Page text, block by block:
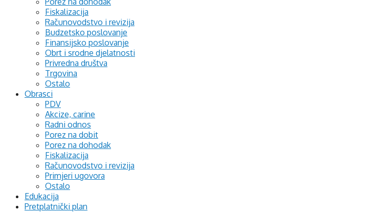
Fiskalizacija
Računovodstvo i revizija
Budzetsko poslovanje
Finansijsko poslovanje
Obrt i srodne djelatnosti
Privredna društva
Trgovina
Ostalo
Obrasci
PDV
Akcize, carine
Radni odnos
Porez na dobit
Porez na dohodak
Fiskalizacija
Računovodstvo i revizija
Primjeri ugovora
Ostalo
Edukacija
Pretplatnički plan